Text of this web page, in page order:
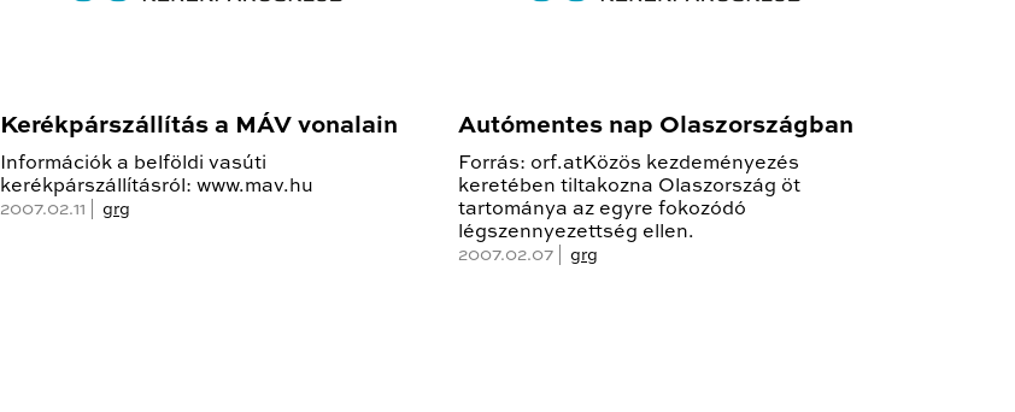
Kerékpárszállítás a MÁV vonalain
Információk a belföldi vasúti
kerékpárszállításról: www.mav.hu
2007.02.11 | grg
Autómentes nap Olaszországban
Forrás: orf.atKözös kezdeményezés
keretében tiltakozna Olaszország öt
tartománya az egyre fokozódó
légszennyezettség ellen.
2007.02.07 | grg